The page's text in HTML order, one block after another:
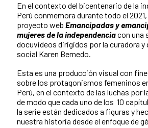
En el contexto del bicentenario de la
Perú conmemora durante todo el
proyecto web Emancipadas y
mujeres de la independenciacon una
docuvideos dirigidos por la curadora
social Karen Bernedo.
Esta es una producción visual con
sobre los protagonismos femeninos
Perú, en el contexto de las luchas por
de modo que cada uno de los 10
la serie están dedicados a figuras y
nuestra historia desde el enfoque de